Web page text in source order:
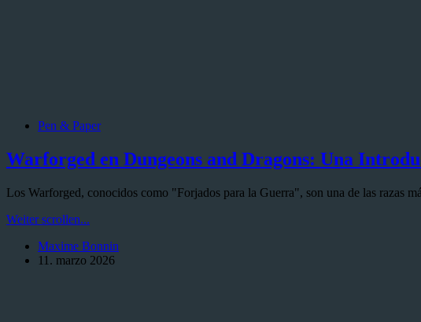
Pen & Paper
Warforged en Dungeons and Dragons: Una
Los Warforged, conocidos como "Forjados para la Guerra", son una de las razas
Weiter scrollen...
Dungeons
and
Maxime Bonnin
11. marzo 2026